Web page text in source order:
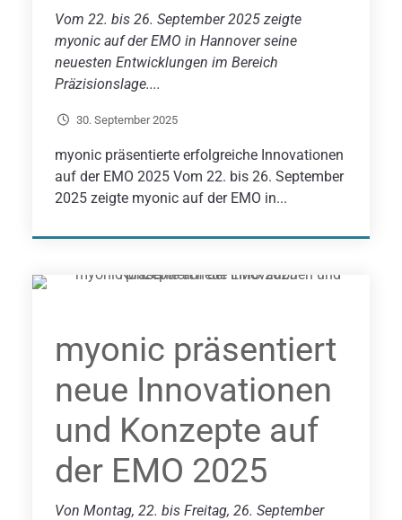
Vom 22. bis 26. September 2025 zeigte
myonic auf der EMO in Hannover seine
neuesten Entwicklungen im Bereich
Präzisionslage....
30. September 2025
myonic präsentierte erfolgreiche Innovationen
auf der EMO 2025 Vom 22. bis 26. September
2025 zeigte myonic auf der EMO in...
myonic präsentiert
neue Innovationen
und Konzepte auf
der EMO 2025
Von Montag, 22. bis Freitag, 26. September